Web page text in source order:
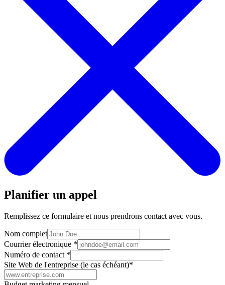
Planifier un appel
Remplissez ce formulaire et nous prendrons contact avec vous.
Nom complet
Courrier électronique *
Numéro de contact *
Site Web de l'entreprise (le cas échéant)*